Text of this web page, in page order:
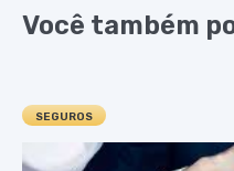
Você também
SEGUROS